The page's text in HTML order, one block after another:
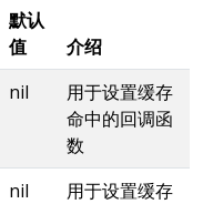
默认
值
介绍
nil
用于设置缓存
命中的回调函
数
nil
用于设置缓存